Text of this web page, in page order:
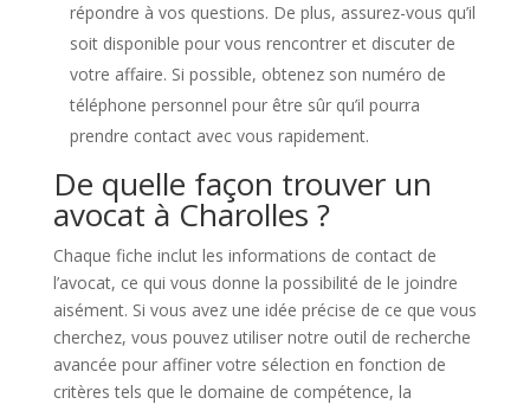
répondre à vos questions. De plus, assurez-vous qu’il
soit disponible pour vous rencontrer et discuter de
votre affaire. Si possible, obtenez son numéro de
téléphone personnel pour être sûr qu’il pourra
prendre contact avec vous rapidement.
De quelle façon trouver un
avocat à Charolles ?
Chaque fiche inclut les informations de contact de
l’avocat, ce qui vous donne la possibilité de le joindre
aisément. Si vous avez une idée précise de ce que vous
cherchez, vous pouvez utiliser notre outil de recherche
avancée pour affiner votre sélection en fonction de
critères tels que le domaine de compétence, la